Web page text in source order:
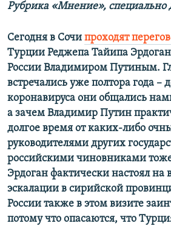
Рубрика «Мнение»,
Сегодня в Сочи проходят
Турции Реджепа Тайипа
России Владимиром Путиным.
встречались уже полтора года –
коронавируса они общались
а зачем Владимир Путин
долгое время от каких-либо
руководителями других
российскими чиновниками
Эрдоган фактически настоял на
эскалации в сирийской
России также в этом визите
потому что опасаются, что